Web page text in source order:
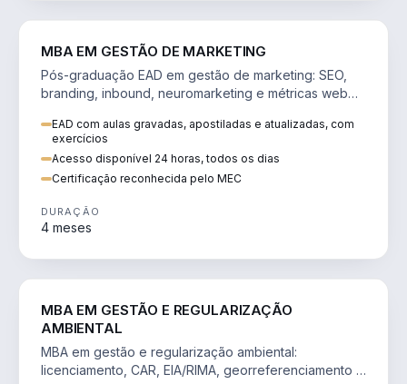
MBA EM GESTÃO DE MARKETING
Pós-graduação EAD em gestão de marketing: SEO,
branding, inbound, neuromarketing e métricas web
EAD com aulas gravadas, apostiladas e atualizadas, com
exercícios
Acesso disponível 24 horas, todos os dias
Certificação reconhecida pelo MEC
DURAÇÃO
4 meses
MBA EM GESTÃO E REGULARIZAÇÃO
AMBIENTAL
MBA em gestão e regularização ambiental:
licenciamento, CAR, EIA/RIMA, georreferenciamento e